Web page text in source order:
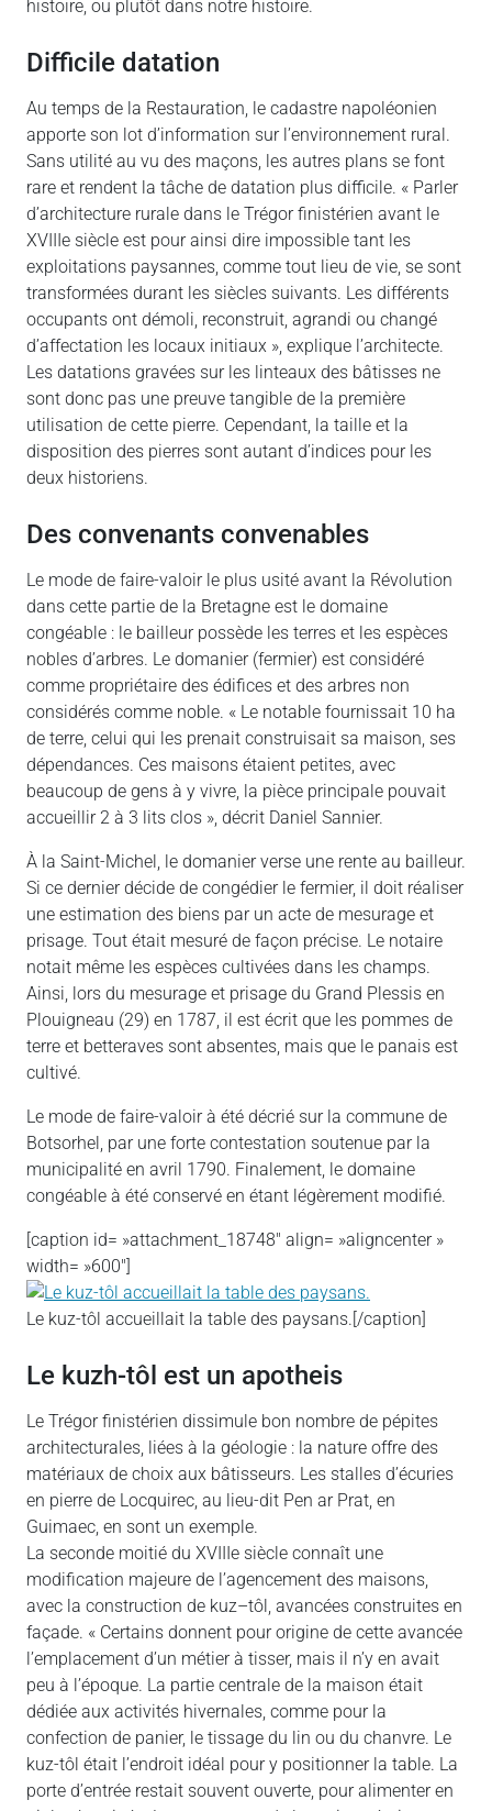
histoire, ou plutôt dans notre histoire.
Difficile datation
Au temps de la Restauration, le cadastre napoléonien
apporte son lot d’information sur l’environnement rural.
Sans utilité au vu des maçons, les autres plans se font
rare et rendent la tâche de datation plus difficile. « Parler
d’architecture rurale dans le Trégor finistérien avant le
XVIIIe siècle est pour ainsi dire impossible tant les
exploitations paysannes, comme tout lieu de vie, se sont
transformées durant les siècles suivants. Les différents
occupants ont démoli, reconstruit, agrandi ou changé
d’affectation les locaux initiaux », explique l’architecte.
Les datations gravées sur les linteaux des bâtisses ne
sont donc pas une preuve tangible de la première
utilisation de cette pierre. Cependant, la taille et la
disposition des pierres sont autant d’indices pour les
deux historiens.
Des convenants convenables
Le mode de faire-valoir le plus usité avant la Révolution
dans cette partie de la Bretagne est le domaine
congéable : le bailleur possède les terres et les espèces
nobles d’arbres. Le domanier (fermier) est considéré
comme propriétaire des édifices et des arbres non
considérés comme noble. « Le notable fournissait 10 ha
de terre, celui qui les prenait construisait sa maison, ses
dépendances. Ces maisons étaient petites, avec
beaucoup de gens à y vivre, la pièce principale pouvait
accueillir 2 à 3 lits clos », décrit Daniel Sannier.
À la Saint-Michel, le domanier verse une rente au bailleur.
Si ce dernier décide de congédier le fermier, il doit réaliser
une estimation des biens par un acte de mesurage et
prisage. Tout était mesuré de façon précise. Le notaire
notait même les espèces cultivées dans les champs.
Ainsi, lors du mesurage et prisage du Grand Plessis en
Plouigneau (29) en 1787, il est écrit que les pommes de
terre et betteraves sont absentes, mais que le panais est
cultivé.
Le mode de faire-valoir à été décrié sur la commune de
Botsorhel, par une forte contestation soutenue par la
municipalité en avril 1790. Finalement, le domaine
congéable à été conservé en étant légèrement modifié.
[caption id= »attachment_18748″ align= »aligncenter »
width= »600″]
Le kuz-tôl accueillait la table des paysans.[/caption]
Le kuzh-tôl est un apotheis
Le Trégor finistérien dissimule bon nombre de pépites
architecturales, liées à la géologie : la nature offre des
matériaux de choix aux bâtisseurs. Les stalles d’écuries
en pierre de Locquirec, au lieu-dit Pen ar Prat, en
Guimaec, en sont un exemple.
La seconde moitié du XVIIIe siècle connaît une
modification majeure de l’agencement des maisons,
avec la construction de kuz–tôl, avancées construites en
façade. « Certains donnent pour origine de cette avancée
l’emplacement d’un métier à tisser, mais il n’y en avait
peu à l’époque. La partie centrale de la maison était
dédiée aux activités hivernales, comme pour la
confection de panier, le tissage du lin ou du chanvre. Le
kuz-tôl était l’endroit idéal pour y positionner la table. La
porte d’entrée restait souvent ouverte, pour alimenter en